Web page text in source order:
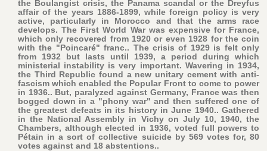
the Boulangist crisis, the Panama scandal or the Dreyfus
affair of the years 1886-1899, while foreign policy is very
active, particularly in Morocco and that the arms race
develops. The First World War was expensive for France,
which only recovered from 1920 or even 1928 for the coin
with the "Poincaré" franc.. The crisis of 1929 is felt only
from 1932 but lasts until 1939, a period during which
ministerial instability is very important. Wavering in 1934,
the Third Republic found a new unitary cement with anti-
fascism which enabled the Popular Front to come to power
in 1936.. But, paralyzed against Germany, France was then
bogged down in a "phony war" and then suffered one of
the greatest defeats in its history in June 1940.. Gathered
in the National Assembly in Vichy on July 10, 1940, the
Chambers, although elected in 1936, voted full powers to
Pétain in a sort of collective suicide by 569 votes for, 80
votes against and 18 abstentions..